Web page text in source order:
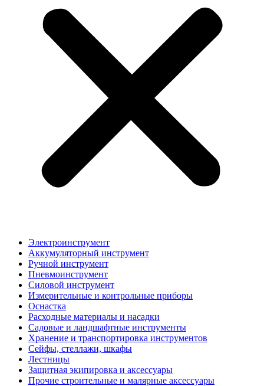
Электроинструмент
Аккумуляторный инструмент
Ручной инструмент
Пневмоинструмент
Силовой инструмент
Измерительные и контрольные приборы
Оснастка
Расходные материалы и насадки
Садовые и ландшафтные инструменты
Хранение и транспортировка инструментов
Сейфы, стеллажи, шкафы
Лестницы
Защитная экипировка и аксессуары
Прочие строительные и малярные аксессуары